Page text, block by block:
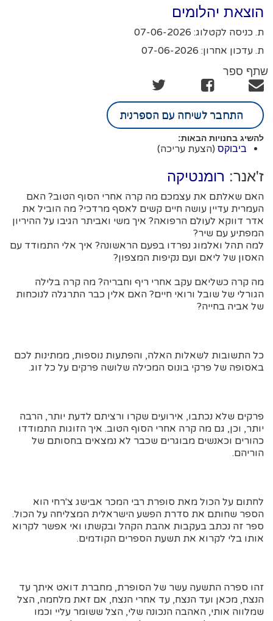
הוצאת יהלומים
ת. כניסה לקטלוג: 07-06-2026
ת. עדכון אחרון: 07-06-2026
שתף ספר
התחבר לשיחה עם הספרנית
להשיג בחנויות הבאות:
ביבוקס (הצעת עריכה)
ז'אנר: רומנטיקה
האם שאלתם את עצמכם מה קרה אחרי הסוף הטוב? האם
העמרית עדיין עושה חיים קשים לאסף מרדכי? מה הוביל את
אדר דווקא לעולם הרפואה? איך משי ואביתר הגיבו על ההיריון
המפתיע עם שיר?
למה תהל ואלמוג נפרדו בפעם הראשונה? איך אלי התמודד עם
האסון של ליאם ועם נקיפות המצפון?
מה קרה כשליאם עקב אחרי ריף וחבריה? מה קרה בלילה
הגורלי של שובל ורואי חיים? האם אלין כבר התרגלה לנוכחות
של אביה בחייה?
כל התשובות לשאלות האלה, והפתעות נוספות, ממתינות לכם
באסופה של פרקי בונוס המכילה שלושה פרקים על כל זוג.
פרקים שלא נכתבו, אירועים שקרו ורציתם לדעת יותר, הרבה
יותר, וכן, גם מה קרה אחרי הסוף הטוב. איך הזוגות התמודדו
כהורים וכאנשים מבוגרים שכבר לא נמצאים בחסותם של
הוריהם.
לחתום על הכול מאת סופרת רבי המכר אבישג צ'רחי הוא
הספר שחותם את סדרת הפשע הישראלית המצליחה על הכול.
ספר זה נכתב בעקבות אהבת הקהל ובקשתו ואי אפשר לקרוא
אותו בלי לקרוא את תשעת הספרים הקודמים.
זהו ספרה התשעה עשר של הסופרת, מחברת דואט איתך עד
הנצח, מכאן ועד הנצח, עד אחרי הנצח, אם זאת מלחמה, הצל
שמלווה אותי, האהבה הנכונה שלי, הצל ששומר עליי וכמו